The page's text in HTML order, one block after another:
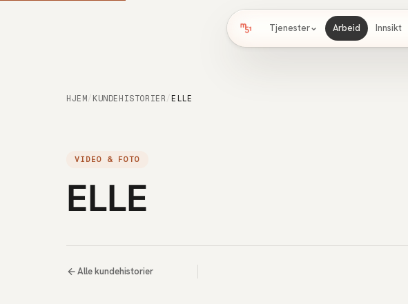
Tjenester Arbeid Innsikt
HJEM / KUNDEHISTORIER / ELLE
VIDEO & FOTO
ELLE
Alle kundehistorier